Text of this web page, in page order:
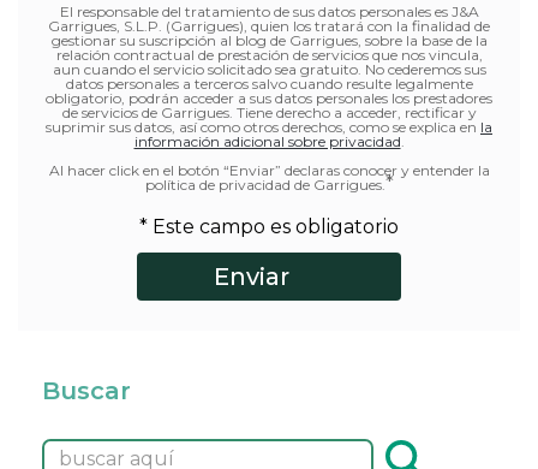
El responsable del tratamiento de sus datos personales es J&A
Garrigues, S.L.P. (Garrigues), quien los tratará con la finalidad de
gestionar su suscripción al blog de Garrigues, sobre la base de la
relación contractual de prestación de servicios que nos vincula,
aun cuando el servicio solicitado sea gratuito. No cederemos sus
datos personales a terceros salvo cuando resulte legalmente
obligatorio, podrán acceder a sus datos personales los prestadores
de servicios de Garrigues. Tiene derecho a acceder, rectificar y
suprimir sus datos, así como otros derechos, como se explica en la
información adicional sobre privacidad
Al hacer click en el botón “Enviar” declaras conocer y entender la
política de privacidad de Garrigues. *
* Este campo es obligatorio
Buscar